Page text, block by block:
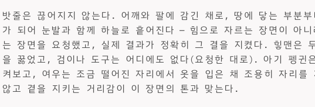
밧줄은 끊어지지 않는다. 어깨와 팔에 감긴 채로, 땅에 닿는 부분
가 되어 눈발과 함께 하늘로 흩어진다 — 힘으로 자르는 장면이 아니
는 장면을 요청했고, 실제 결과가 정확히 그 결을 지켰다. 힣맨은
을 꿇었고, 검이나 도구는 어디에도 없다(요청한 대로). 아기 펭귄
켜보고, 여우는 조금 떨어진 자리에서 옷을 입은 채 조용히 자리를
않고 곁을 지키는 거리감이 이 장면의 톤과 맞는다.